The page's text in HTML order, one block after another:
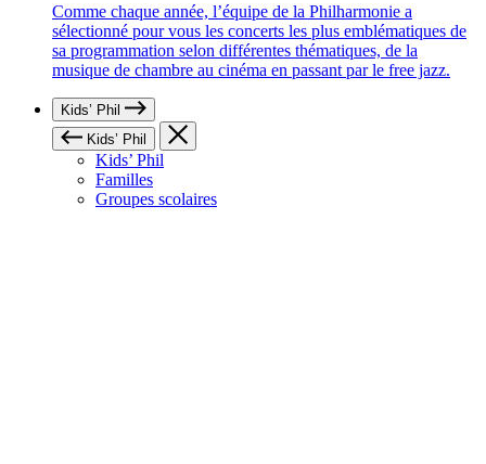
Comme chaque année, l’équipe de la Philharmonie a
sélectionné pour vous les concerts les plus emblématiques de
sa programmation selon différentes thématiques, de la
musique de chambre au cinéma en passant par le free jazz.
Kids’ Phil
Kids’ Phil
Kids’ Phil
Familles
Groupes scolaires